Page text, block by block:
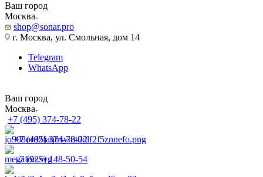
Ваш город
Москва
shop@sonar.pro
г. Москва, ул. Смольная, дом 14
Telegram
WhatsApp
Ваш город
Москва
+7 (495) 374-78-22
+7 (495) 374-78-22
+7 (925) 148-50-54